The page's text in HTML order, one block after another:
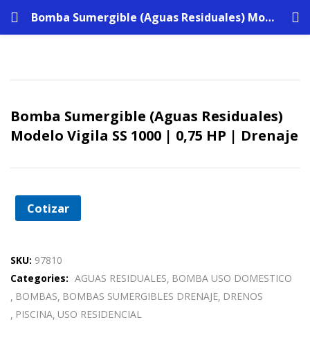
Bomba Sumergible (Aguas Residuales) Modelo Vigila SS 1000 | 0,75 HP | Drenaje
Bomba Sumergible (Aguas Residuales)
Modelo Vigila SS 1000 | 0,75 HP | Drenaje
Cotizar
SKU: 97810
Categories: AGUAS RESIDUALES BOMBA USO DOMESTICO
BOMBAS BOMBAS SUMERGIBLES DRENAJE DRENOS
PISCINA USO RESIDENCIAL